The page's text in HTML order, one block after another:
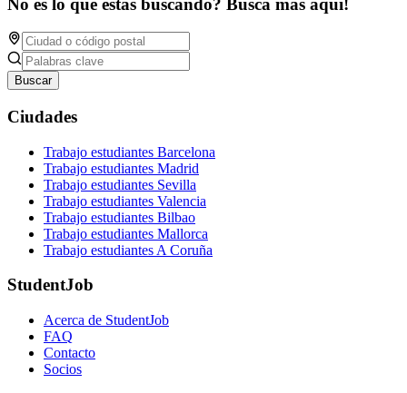
Buscar
Ciudades
Trabajo estudiantes Barcelona
Trabajo estudiantes Madrid
Trabajo estudiantes Sevilla
Trabajo estudiantes Valencia
Trabajo estudiantes Bilbao
Trabajo estudiantes Mallorca
Trabajo estudiantes A Coruña
StudentJob
Acerca de StudentJob
FAQ
Contacto
Socios